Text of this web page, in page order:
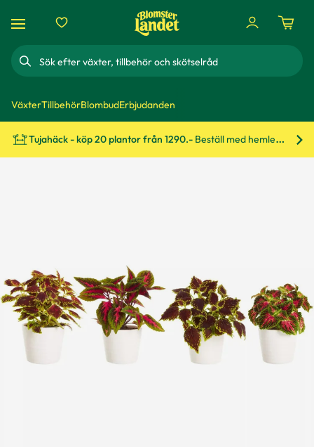
Sök
VäxterTillbehörBlombudErbjudanden
Tujahäck - köp 20 plantor från 1290.- Beställ med hemleverans!